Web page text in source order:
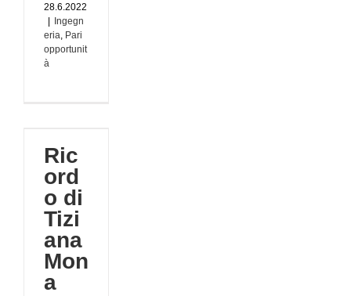
28.6.2022
Ingegn
eria, Pari
opportunit
à
Ric
ord
o di
Tizi
ana
Mon
a